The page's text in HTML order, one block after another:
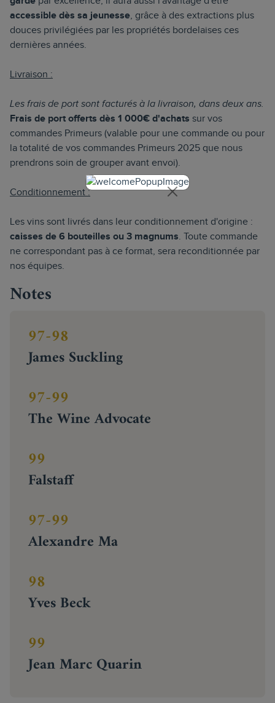
accessible dès sa jeunesse, grâce à des extractions plus
douces privilégiées par les propriétés bordelaises ces
dernières années.
Livraison :
Les frais de port sont facturés à la livraison, dans deux ans.
Frais de port offerts dès 1 000€ d'achats sur vos
commandes Primeurs (valable pour une commande ou pour
la totalité de vos commandes Primeurs 2025 que nous
prendrons soin de grouper avant envoi).
Conditionnement :
Les vins sont livrés dans leur conditionnement d'origine :
caisses de 6 bouteilles ou 3 magnums. Toute commande
ne correspondant pas à ce format, sera reconditionnée par
nos équipes.
Notes
97-98
James Suckling
97-99
The Wine Advocate
99
Falstaff
97-99
Alexandre Ma
98
Yves Beck
99
Jean Marc Quarin